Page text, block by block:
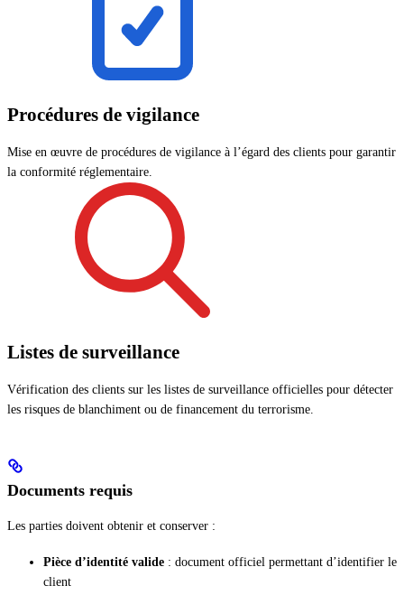
Procédures de vigilance
Mise en œuvre de procédures de vigilance à l’égard des clients pour garantir
la conformité réglementaire.
Listes de surveillance
Vérification des clients sur les listes de surveillance officielles pour détecter
les risques de blanchiment ou de financement du terrorisme.
Documents requis
Les parties doivent obtenir et conserver :
Pièce d’identité valide : document officiel permettant d’identifier le
client